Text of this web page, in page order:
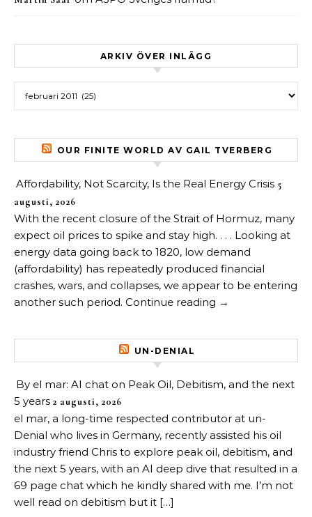
ARKIV ÖVER INLÄGG
OUR FINITE WORLD AV GAIL TVERBERG
Affordability, Not Scarcity, Is the Real Energy Crisis 5
augusti, 2026
With the recent closure of the Strait of Hormuz, many
expect oil prices to spike and stay high. . . . Looking at
energy data going back to 1820, low demand
(affordability) has repeatedly produced financial
crashes, wars, and collapses, we appear to be entering
another such period. Continue reading →
UN-DENIAL
By el mar: AI chat on Peak Oil, Debitism, and the next
5 years 2 augusti, 2026
el mar, a long-time respected contributor at un-
Denial who lives in Germany, recently assisted his oil
industry friend Chris to explore peak oil, debitism, and
the next 5 years, with an AI deep dive that resulted in a
69 page chat which he kindly shared with me. I’m not
well read on debitism but it […]